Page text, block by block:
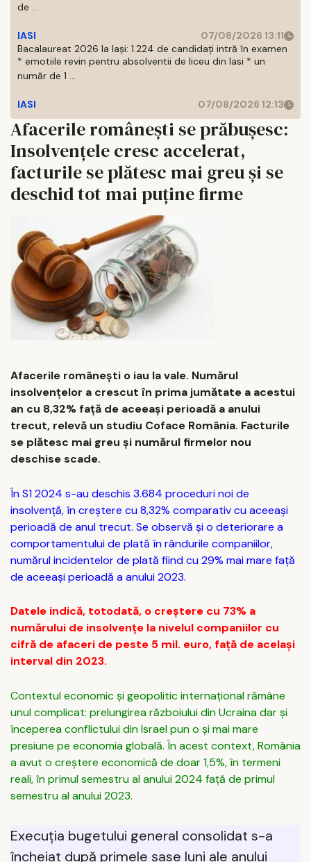
de ...
IASI
07/08/2026 13:11
Bacalaureat 2026 la Iași: 1.224 de candidați intră în examen
* emotiile revin pentru absolventii de liceu din Iasi * un
număr de 1 ...
IASI 07/08/2026 12:13
Afacerile românești se prăbușesc:
Insolvențele cresc accelerat,
facturile se plătesc mai greu și se
deschid tot mai puține firme
Afacerile românești o iau la vale. Numărul
insolvențelor a crescut în prima jumătate a acestui
an cu 8,32% față de aceeași perioadă a anului
trecut, relevă un studiu Coface România. Facturile
se plătesc mai greu și numărul firmelor nou
deschise scade.
În S1 2024 s-au deschis 3.684 proceduri noi de
insolvență, în creștere cu 8,32% comparativ cu aceeași
perioadă de anul trecut. Se observă și o deteriorare a
comportamentului de plată în rândurile companiilor,
numărul incidentelor de plată fiind cu 29% mai mare față
de aceeași perioadă a anului 2023.
Datele indică, totodată, o creștere cu 73% a
numărului de insolvențe la nivelul companiilor cu
cifră de afaceri de peste 5 mil. euro, față de același
interval din 2023.
Contextul economic și geopolitic internațional rămâne
unul complicat: prelungirea războiului din Ucraina dar și
începerea conflictului din Israel pun o și mai mare
presiune pe economia globală. În acest context, România
a avut o creștere economică de doar 1,5%, în termeni
reali, în primul semestru al anului 2024 față de primul
semestru al anului 2023.
Execuția bugetului general consolidat s-a
încheiat după primele șase luni ale anului